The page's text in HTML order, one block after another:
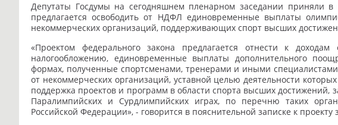
Депутаты Госдумы на сегодняшнем пленарном заседании приняли в
предлагается освободить от НДФЛ единовременные выплаты
некоммерческих организаций, поддерживающих спорт высших
«Проектом федерального закона предлагается отнести к
налогообложению, единовременные выплаты дополнительного
формах, полученные спортсменами, тренерами и иными
от некоммерческих организаций, уставной целью деятельности
поддержка проектов и программ в области спорта высших достижений,
Паралимпийских и Сурдлимпийских играх, по перечню таких
Российской Федерации», - говорится в пояснительной записке к проекту